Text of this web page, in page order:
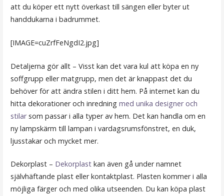
att du köper ett nytt överkast till sängen eller byter ut
handdukarna i badrummet.
[IMAGE=cuZrfFeNgdI2.jpg]
Detaljerna gör allt – Visst kan det vara kul att köpa en ny
soffgrupp eller matgrupp, men det är knappast det du
behöver för att ändra stilen i ditt hem. På internet kan du
hitta dekorationer och inredning med unika designer och
stilarsom passar i alla typer av hem. Det kan handla om en
ny lampskärm till lampan i vardagsrumsfönstret, en duk,
ljusstakar och mycket mer.
Dekorplast – Dekorplastkan även gå under namnet
självhäftande plast eller kontaktplast. Plasten kommer i alla
möjliga färger och med olika utseenden. Du kan köpa plast